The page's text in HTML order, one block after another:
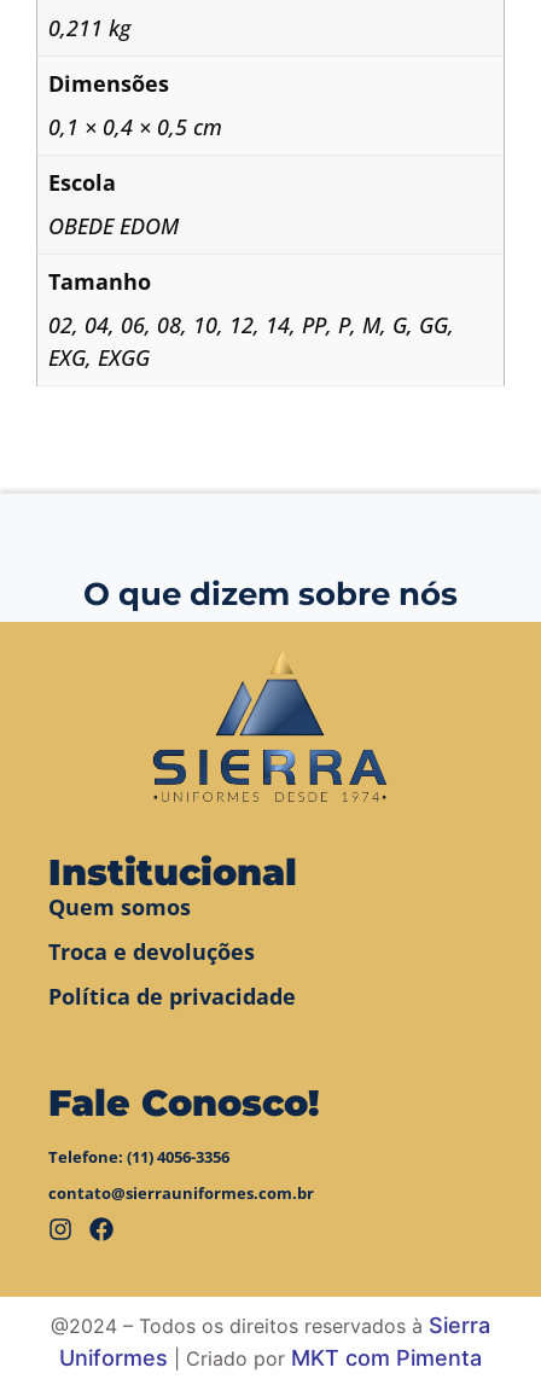
0,211 kg
Dimensões
0,1 × 0,4 × 0,5 cm
Escola
OBEDE EDOM
Tamanho
02, 04, 06, 08, 10, 12, 14, PP, P, M, G, GG,
EXG, EXGG
O que dizem sobre nós
Institucional
Quem somos
Troca e devoluções
Política de privacidade
Fale Conosco!
Telefone: (11) 4056-3356
contato@sierrauniformes.com.br
@2024 – Todos os direitos reservados à Sierra
Uniformes | Criado por MKT com Pimenta